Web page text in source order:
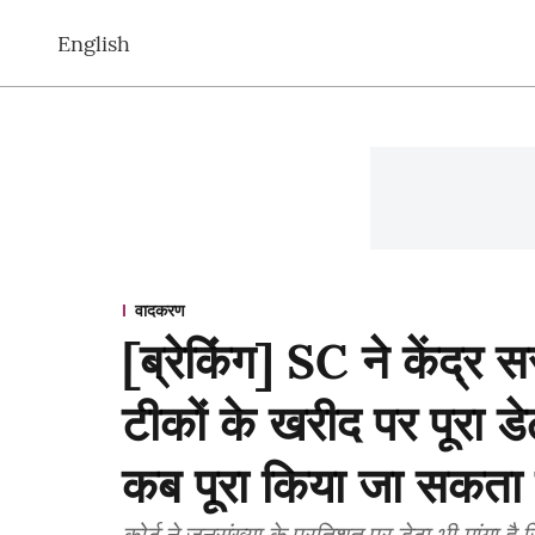
English
वादकरण
[ब्रेकिंग] SC ने केंद्र
टीकों के खरीद पर पूरा
कब पूरा किया जा सकता